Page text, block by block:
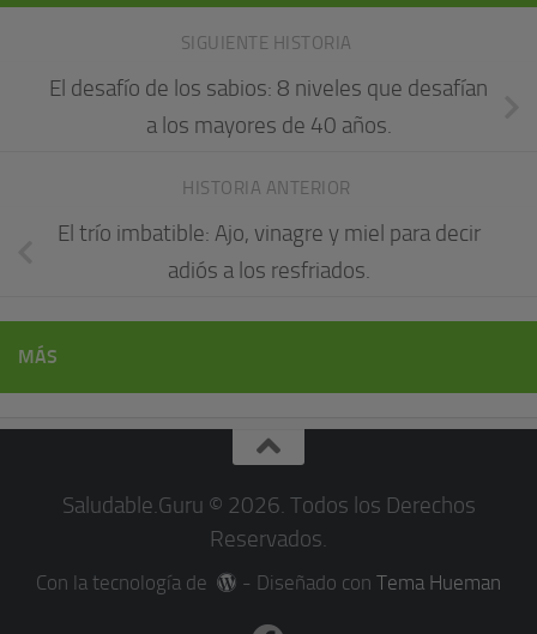
SIGUIENTE HISTORIA
El desafío de los sabios: 8 niveles que desafían
a los mayores de 40 años.
HISTORIA ANTERIOR
El trío imbatible: Ajo, vinagre y miel para decir
adiós a los resfriados.
MÁS
Saludable.Guru © 2026. Todos los Derechos
Reservados.
Con la tecnología de - Diseñado con Tema Hueman